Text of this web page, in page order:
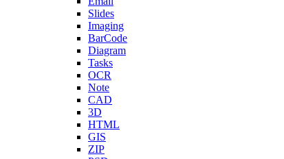
Slides
Imaging
BarCode
Diagram
Tasks
OCR
Note
CAD
3D
HTML
GIS
ZIP